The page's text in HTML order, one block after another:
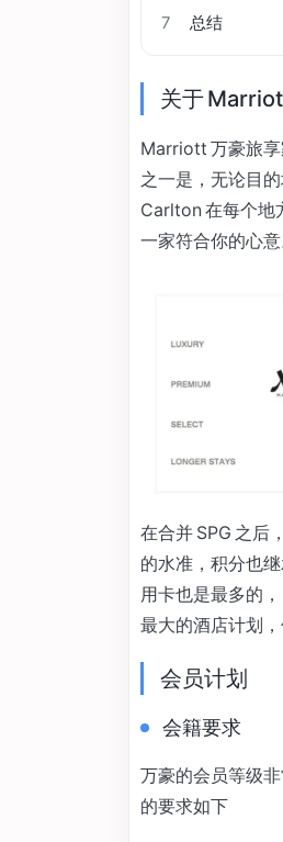
7
总结
关于
Marriott 万豪旅享
之一是，无论目
Carlton 在每个地
一家符合你的心
在合并 SPG 之后
的水准，积分也
用卡也是最多的
最大的酒店计划，
会员计划
会籍要求
万豪的会员等级
的要求如下